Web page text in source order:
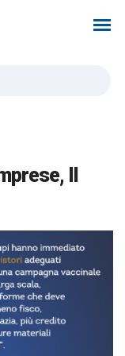
Il